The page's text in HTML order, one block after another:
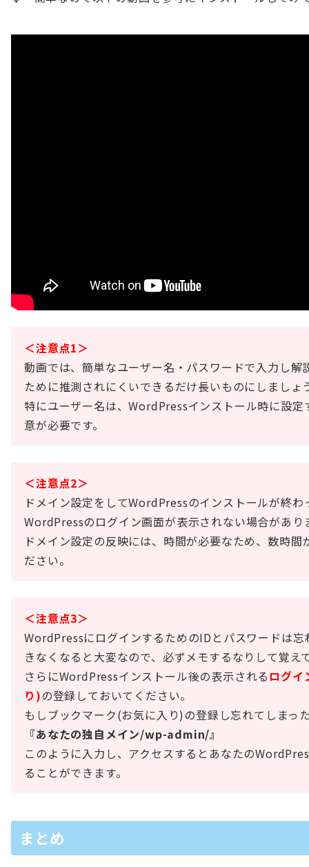
＜注意点1＞
動画では、簡単なユーザー名・パスワードで入力し
ために推測されにくいできるだけ長いものにしましょ
特にユーザー名は、WordPressインストール時に設
意が必要です。
＜注意点2＞
ドメイン設定をしてWordPressのインストールが終
WordPressのログイン画面が表示されない場合があり
ドメイン設定の反映には、時間が必要なため、数時
ださい。
＜注意点3＞
WordPressにログインするためのIDとパスワードは
きなくなると大変なので、必ずメモするなりして覚え
さらにWordPressインストール後の表示される ログイ
り)の登録しておいてください。
もしブックマーク(お気に入り)の登録し忘れてしまっ
『あなたの独自メイン/wp-admin/』
このように入力し、アクセスするとあなたの
ることができます。
まとめ